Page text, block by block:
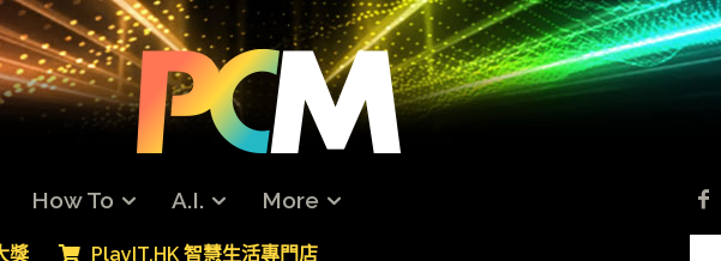
How To A.I. More
獎 PlayIT.HK 智慧生活專門店